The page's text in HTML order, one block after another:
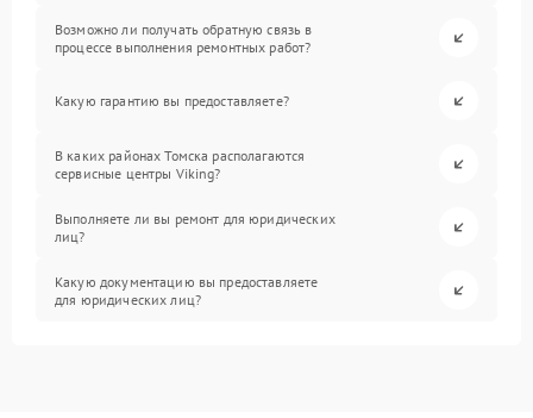
Возможно ли получать обратную связь в
процессе выполнения ремонтных работ?
Какую гарантию вы предоставляете?
В каких районах Томска располагаются
сервисные центры Viking?
Выполняете ли вы ремонт для юридических
лиц?
Какую документацию вы предоставляете
для юридических лиц?